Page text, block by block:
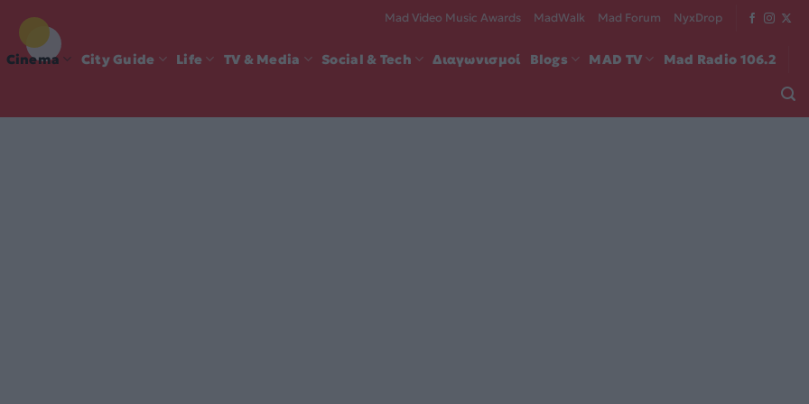
Mad Video Music Awards MadWalk Mad Forum NyxDrop
Cinema City Guide Life TV & Media Social & Tech Διαγωνισμοί Blogs MAD TV Mad Radio 106.2